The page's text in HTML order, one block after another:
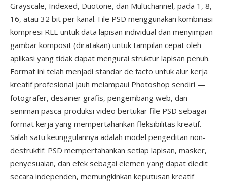
Grayscale, Indexed, Duotone, dan Multichannel, pada 1, 8,
16, atau 32 bit per kanal. File PSD menggunakan kombinasi
kompresi RLE untuk data lapisan individual dan menyimpan
gambar komposit (diratakan) untuk tampilan cepat oleh
aplikasi yang tidak dapat mengurai struktur lapisan penuh.
Format ini telah menjadi standar de facto untuk alur kerja
kreatif profesional jauh melampaui Photoshop sendiri —
fotografer, desainer grafis, pengembang web, dan
seniman pasca-produksi video bertukar file PSD sebagai
format kerja yang mempertahankan fleksibilitas kreatif.
Salah satu keunggulannya adalah model pengeditan non-
destruktif: PSD mempertahankan setiap lapisan, masker,
penyesuaian, dan efek sebagai elemen yang dapat diedit
secara independen, memungkinkan keputusan kreatif